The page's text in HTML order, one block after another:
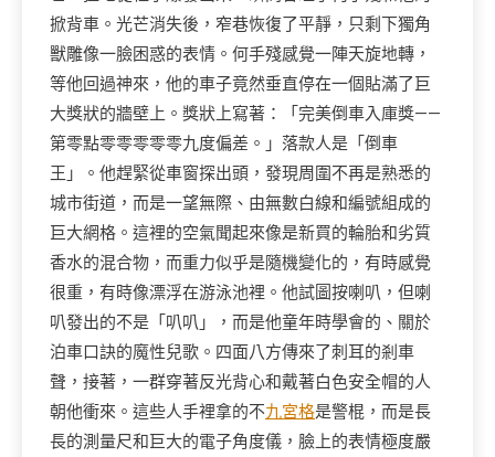
掀背車。光芒消失後，窄巷恢復了平靜，只剩下獨角
獸雕像一臉困惑的表情。何手殘感覺一陣天旋地轉，
等他回過神來，他的車子竟然垂直停在一個貼滿了巨
大獎狀的牆壁上。獎狀上寫著：「完美倒車入庫獎——
第零點零零零零零九度偏差。」落款人是「倒車
王」。他趕緊從車窗探出頭，發現周圍不再是熟悉的
城市街道，而是一望無際、由無數白線和編號組成的
巨大網格。這裡的空氣聞起來像是新買的輪胎和劣質
香水的混合物，而重力似乎是隨機變化的，有時感覺
很重，有時像漂浮在游泳池裡。他試圖按喇叭，但喇
叭發出的不是「叭叭」，而是他童年時學會的、關於
泊車口訣的魔性兒歌。四面八方傳來了刺耳的剎車
聲，接著，一群穿著反光背心和戴著白色安全帽的人
朝他衝來。這些人手裡拿的不九宮格是警棍，而是長
長的測量尺和巨大的電子角度儀，臉上的表情極度嚴